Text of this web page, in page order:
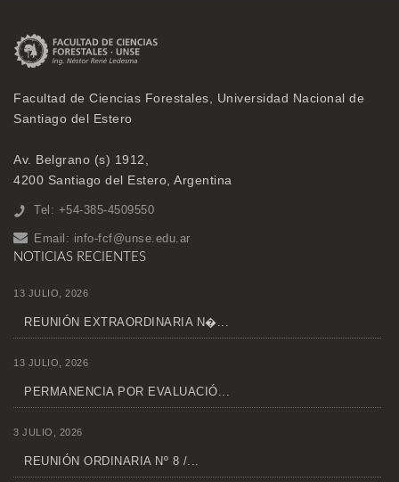
Facultad de Ciencias Forestales, Universidad Nacional de
Santiago del Estero
Av. Belgrano (s) 1912,
4200 Santiago del Estero, Argentina
Tel: +54-385-4509550
Email: info-fcf@unse.edu.ar
NOTICIAS RECIENTES
13 JULIO, 2026
REUNIÓN EXTRAORDINARIA N�...
13 JULIO, 2026
PERMANENCIA POR EVALUACIÓ...
3 JULIO, 2026
REUNIÓN ORDINARIA Nº 8 /...